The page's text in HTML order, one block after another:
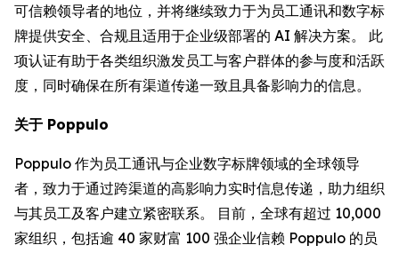
可信赖领导者的地位，并将继续致力于为员工通讯和数字标
牌提供安全、合规且适用于企业级部署的 AI 解决方案。 此
项认证有助于各类组织激发员工与客户群体的参与度和活跃
度，同时确保在所有渠道传递一致且具备影响力的信息。
关于 Poppulo
Poppulo 作为员工通讯与企业数字标牌领域的全球领导
者，致力于通过跨渠道的高影响力实时信息传递，助力组织
与其员工及客户建立紧密联系。 目前，全球有超过 10,000
家组织，包括逾 40 家财富 100 强企业信赖 Poppulo 的员